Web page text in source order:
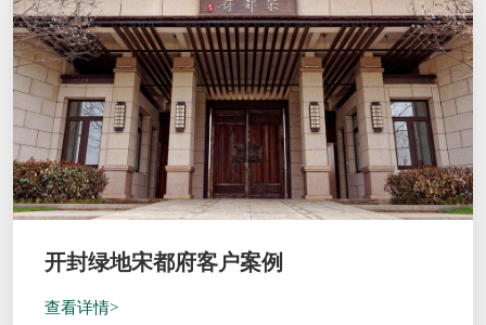
开封绿地宋都府客户案例
查看详情>